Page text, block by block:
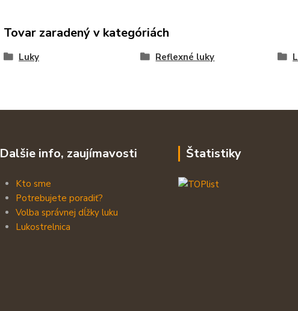
Tovar zaradený v kategóriách
Luky Reflexné luky
Dalšie info, zaujímavosti
Kto sme
Potrebujete poradiť?
Volba správnej dĺžky luku
Lukostrelnica
Štatistiky